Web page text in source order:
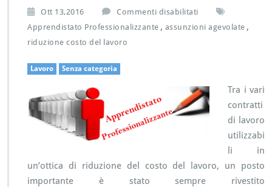
Ott 13,2016 Commenti disabilitati
u
R
A
T
A
P
Apprendistato Professionalizzante , assunzioni agevolate ,
riduzione costo del lavoro
Lavoro Senza categoria
Tra i vari
contratti
di lavoro
utilizzabi
li in
un’ottica di riduzione del costo del lavoro, un posto
importante è stato sempre rivestito